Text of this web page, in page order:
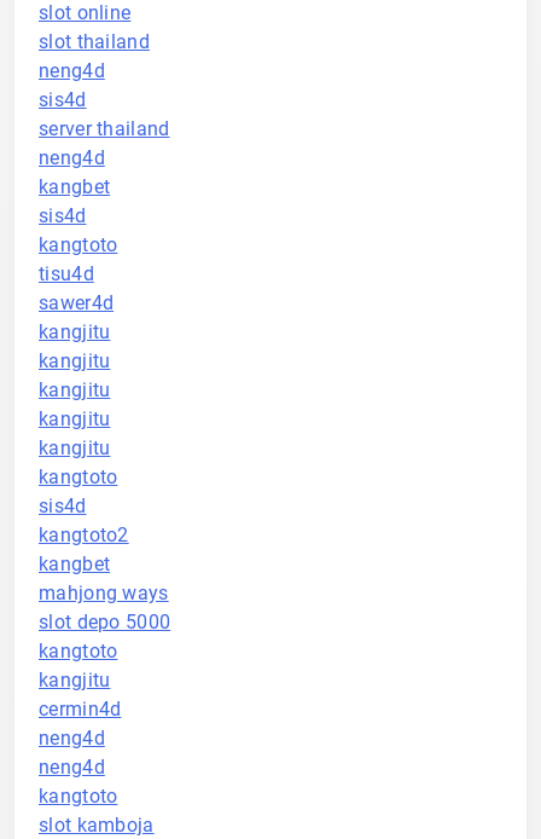
slot online
slot thailand
neng4d
sis4d
server thailand
neng4d
kangbet
sis4d
kangtoto
tisu4d
sawer4d
kangjitu
kangjitu
kangjitu
kangjitu
kangjitu
kangtoto
sis4d
kangtoto2
kangbet
mahjong ways
slot depo 5000
kangtoto
kangjitu
cermin4d
neng4d
neng4d
kangtoto
slot kamboja